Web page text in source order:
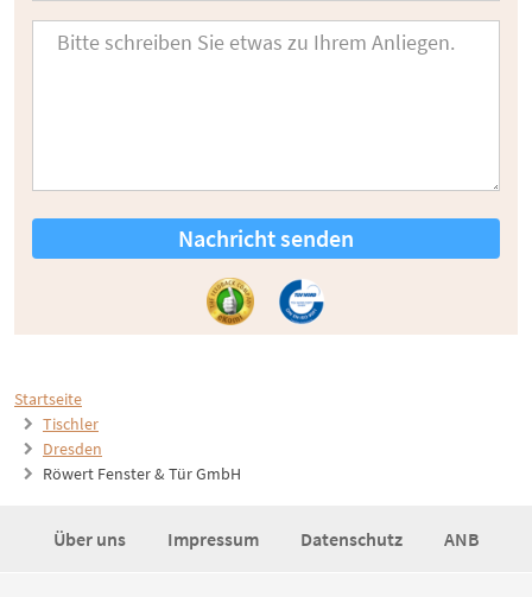
Startseite
Tischler
Dresden
Röwert Fenster & Tür GmbH
Nachricht senden
Über uns Impressum Datenschutz ANB